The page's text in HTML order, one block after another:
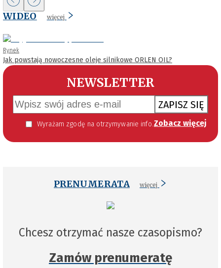
WIDEO więcej
Rynek
Jak powstają nowoczesne oleje silnikowe ORLEN OIL?
NEWSLETTER
ZAPISZ SIĘ
Wyrażam zgodę na otrzymywanie informacji handlowej kierowanej do mnie za pomocą środków komunikacji elektronicznej w szczególności poczty elektronicznej zgodnie z przepisem art. 10 ust 2 ustawy z dnia 18 lipca 2002 roku o świadczeniu usług drogą elektroniczną (Dz. U. 144 z 2002 r. poz. 1204). Zgoda jest dobrowolna, jednak jej wyrażenie jest konieczne, aby otrzymywać newsletter. Zobacz więcej
PRENUMERATA więcej
Chcesz otrzymać nasze czasopismo?
Zamów prenumeratę